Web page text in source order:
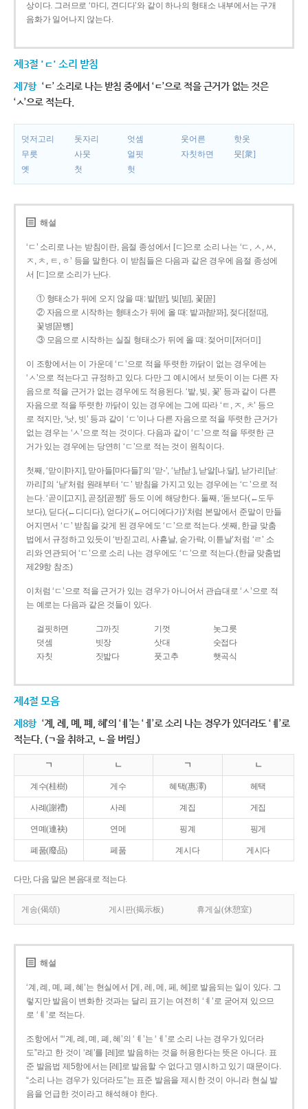
상이다. 그러므로 ‘마디, 견디다’와 같이 하나의 형태소 내부에서는 구개
음화가 일어나지 않는다.
제3절 'ㄷ' 소리 받침
제7항 ‘ㄷ’ 소리로 나는 받침 중에서 ‘ㄷ’으로 적을 근거가 없는 것은
‘ㅅ’으로 적는다.
덧저고리 돗자리 엇셈 웃어른
핫옷
무릇
사뭇 얼핏 자칫하면
뭇[衆]
옛
첫 헛
해설
‘ㄷ’ 소리로 나는 받침이란, 음절 종성에서 [ㄷ]으로 소리 나는 ‘ㄷ, ㅅ, ㅆ,
ㅈ, ㅊ, ㅌ, ㅎ’ 등을 말한다. 이 받침들은 다음과 같은 경우에 음절 종성에
서 [ㄷ]으로 소리가 난다.
① 형태소가 뒤에 오지 않을 때: 밭[받], 빚[빋], 꽃[꼳]
② 자음으로 시작하는 형태소가 뒤에 올 때: 밭과[받꽈], 젖다[젇따],
꽃병[꼳뼝]
③ 모음으로 시작하는 실질 형태소가 뒤에 올 때: 젖어미[저더미]
이 조항에서는 이 가운데 ‘ㄷ’으로 적을 뚜렷한 까닭이 없는 경우에는
‘ㅅ’으로 적는다고 규정하고 있다. 다만 그 예시에서 보듯이 이는 다른 자
음으로 적을 근거가 없는 경우에도 적용된다. ‘밭, 빚, 꽃’ 등과 같이 다른
자음으로 적을 뚜렷한 까닭이 있는 경우에는 그에 따라 ‘ㅌ, ㅈ, ㅊ’ 등으
로 적지만, ‘낫, 빗’ 등과 같이 ‘ㄷ’이나 다른 자음으로 적을 뚜렷한 근거가
없는 경우는 ‘ㅅ’으로 적는 것이다. 다음과 같이 ‘ㄷ’으로 적을 뚜렷한 근
거가 있는 경우에는 당연히 ‘ㄷ’으로 적는 것이 원칙이다.
첫째, ‘맏이[마지], 맏아들[마다들]’의 ‘맏-’, ‘낟[낟ː], 낟알[나ː달], 낟가리[낟ː
까리]’의 ‘낟’처럼 원래부터 ‘ㄷ’ 받침을 가지고 있는 경우에는 ‘ㄷ’으로 적
는다. ‘곧이[고지], 곧장[곧짱]’ 등도 이에 해당한다. 둘째, ‘돋보다(←도두
보다), 딛다(←디디다), 얻다가(←어디에다가)’처럼 본말에서 준말이 만들
어지면서 ‘ㄷ’ 받침을 갖게 된 경우에도 ‘ㄷ’으로 적는다. 셋째, 한글 맞춤
법에서 규정하고 있듯이 ‘반짇고리, 사흗날, 숟가락, 이튿날’처럼 ‘ㄹ’ 소
리와 연관되어 ‘ㄷ’으로 소리 나는 경우에도 ‘ㄷ’으로 적는다.(한글 맞춤법
제29항 참조)
이처럼 ‘ㄷ’으로 적을 근거가 있는 경우가 아니어서 관습대로 ‘ㅅ’으로 적
는 예로는 다음과 같은 것들이 있다.
걸핏하면 그까짓 기껏
놋그릇
덧셈
빗장 삿대
숫접다
자칫
짓밟다 풋고추 햇곡식
제4절 모음
제8항 ‘계, 례, 몌, 폐, 혜’의 ‘ㅖ’는 ‘ㅔ’로 소리 나는 경우가 있더라도 ‘ㅖ’로
적는다. (ㄱ을 취하고, ㄴ을 버림.)
ㄱ ㄴ ㄱ ㄴ
계수(桂樹) 게수 혜택(惠澤) 헤택
사례(謝禮) 사레 계집 게집
연몌(連袂) 연메 핑계 핑게
폐품(廢品) 페품 계시다 게시다
다만, 다음 말은 본음대로 적는다.
게송(偈頌) 게시판(揭示板) 휴게실(休憩室)
해설
‘계, 례, 몌, 폐, 혜’는 현실에서 [게, 레, 메, 페, 헤]로 발음되는 일이 있다. 그
렇지만 발음이 변화한 것과는 달리 표기는 여전히 ‘ㅖ’로 굳어져 있으므
로 ‘ㅖ’로 적는다.
조항에서 “‘계, 례, 몌, 폐, 혜’의 ‘ㅖ’는 ‘ㅔ’로 소리 나는 경우가 있더라
도”라고 한 것이 ‘례’를 [레]로 발음하는 것을 허용한다는 뜻은 아니다. 표
준 발음법 제5항에서는 [레]로 발음할 수 없다고 명시하고 있기 때문이다.
“소리 나는 경우가 있더라도”는 표준 발음을 제시한 것이 아니라 현실 발
음을 언급한 것이라고 해석해야 한다.